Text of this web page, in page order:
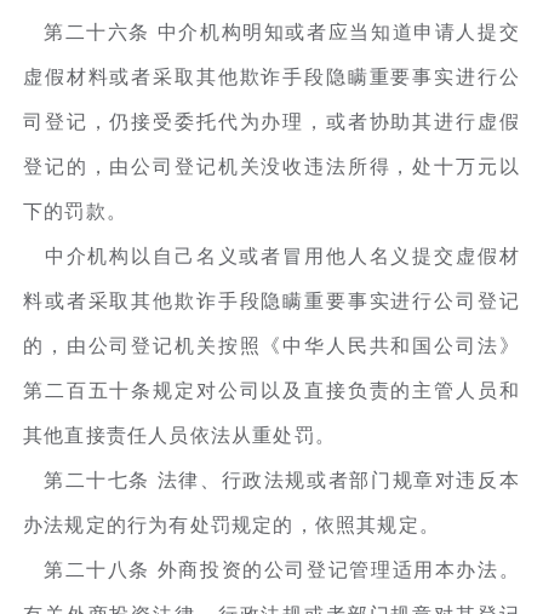
第二十六条 中介机构明知或者应当知道申请人提交
虚假材料或者采取其他欺诈手段隐瞒重要事实进行公
司登记，仍接受委托代为办理，或者协助其进行虚假
登记的，由公司登记机关没收违法所得，处十万元以
下的罚款。
中介机构以自己名义或者冒用他人名义提交虚假材
料或者采取其他欺诈手段隐瞒重要事实进行公司登记
的，由公司登记机关按照《中华人民共和国公司法》
第二百五十条规定对公司以及直接负责的主管人员和
其他直接责任人员依法从重处罚。
第二十七条 法律、行政法规或者部门规章对违反本
办法规定的行为有处罚规定的，依照其规定。
第二十八条 外商投资的公司登记管理适用本办法。